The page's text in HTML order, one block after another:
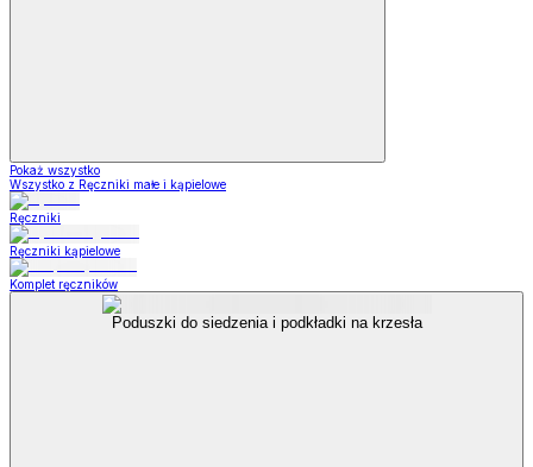
Pokaż wszystko
Wszystko z Ręczniki małe i kąpielowe
Ręczniki
Ręczniki kąpielowe
Komplet ręczników
Poduszki do siedzenia i podkładki na krzesła